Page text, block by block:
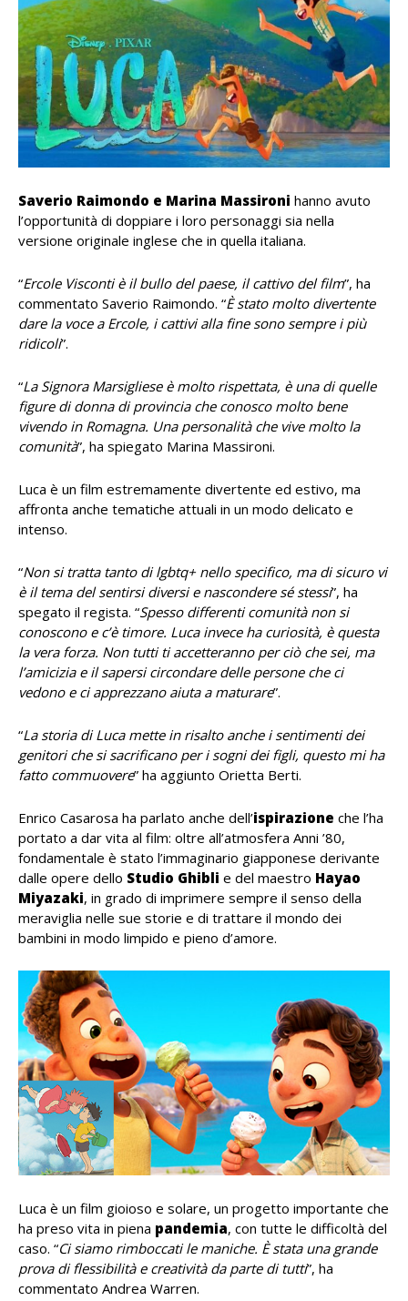
Saverio Raimondo e Marina Massironi hanno avuto
l’opportunità di doppiare i loro personaggi sia nella
versione originale inglese che in quella italiana.
“Ercole Visconti è il bullo del paese, il cattivo del film”, ha
commentato Saverio Raimondo. “È stato molto divertente
dare la voce a Ercole, i cattivi alla fine sono sempre i più
ridicoli”.
“La Signora Marsigliese è molto rispettata, è una di quelle
figure di donna di provincia che conosco molto bene
vivendo in Romagna. Una personalità che vive molto la
comunità”, ha spiegato Marina Massironi.
Luca è un film estremamente divertente ed estivo, ma
affronta anche tematiche attuali in un modo delicato e
intenso.
“Non si tratta tanto di lgbtq+ nello specifico, ma di sicuro vi
è il tema del sentirsi diversi e nascondere sé stessi”, ha
spegato il regista. “Spesso differenti comunità non si
conoscono e c’è timore. Luca invece ha curiosità, è questa
la vera forza. Non tutti ti accetteranno per ciò che sei, ma
l’amicizia e il sapersi circondare delle persone che ci
vedono e ci apprezzano aiuta a maturare”.
“La storia di Luca mette in risalto anche i sentimenti dei
genitori che si sacrificano per i sogni dei figli, questo mi ha
fatto commuovere” ha aggiunto Orietta Berti.
Enrico Casarosa ha parlato anche dell’ispirazione che l’ha
portato a dar vita al film: oltre all’atmosfera Anni ’80,
fondamentale è stato l’immaginario giapponese derivante
dalle opere dello Studio Ghibli e del maestro Hayao
Miyazaki, in grado di imprimere sempre il senso della
meraviglia nelle sue storie e di trattare il mondo dei
bambini in modo limpido e pieno d’amore.
Luca è un film gioioso e solare, un progetto importante che
ha preso vita in piena pandemia, con tutte le difficoltà del
caso. “Ci siamo rimboccati le maniche. È stata una grande
prova di flessibilità e creatività da parte di tutti”, ha
commentato Andrea Warren.